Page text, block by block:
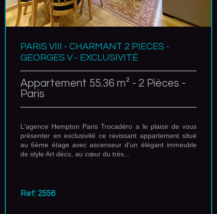
PARIS VIII - CHARMANT 2 PIECES -
GEORGES V - EXCLUSIVITÉ
Appartement 55.36 m² - 2 Pièces -
Paris
L'agence Hempton Paris Trocadéro a le plaisir de vous
présenter en exclusivité ce ravissant appartement situé
au 6ème étage avec ascenseur d'un élégant immeuble
de style Art déco, au cœur du très...
Ref: 2556